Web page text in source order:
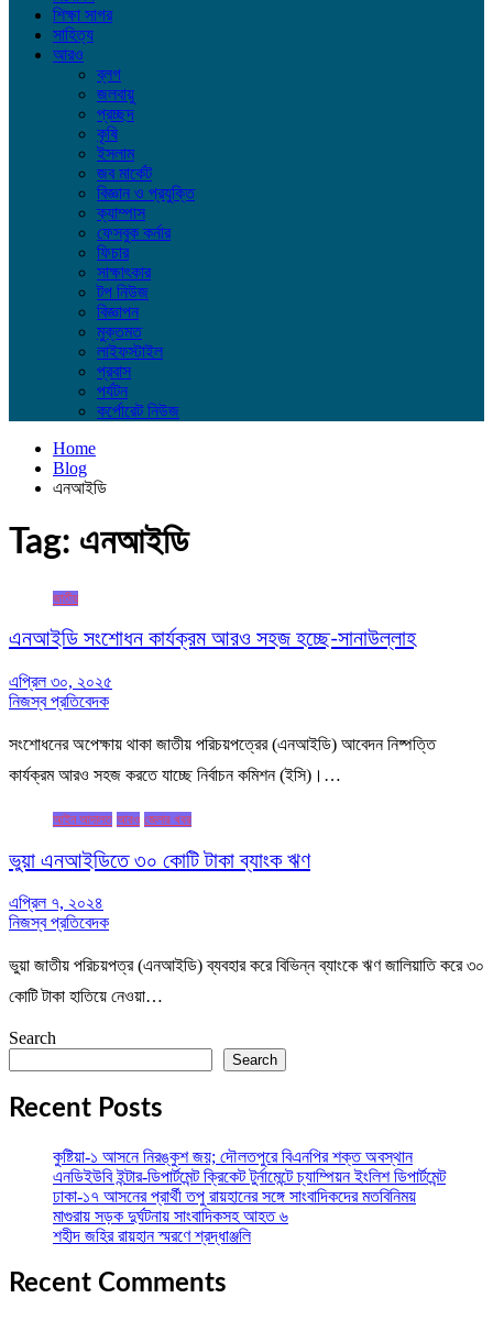
শিক্ষা সাগর
সাহিত্য
আরও
ব্লগ
জলবায়ু
প্রচ্ছদ
কৃষি
ইসলাম
জব মার্কেট
বিজ্ঞান ও প্রযুক্তি
ক্যাম্পাস
ফেসবুক কর্নার
ফিচার
সাক্ষাৎকার
টপ নিউজ
বিজ্ঞাপন
মুক্তমত
লাইফস্টাইল
প্রবাস
পর্যটন
কর্পোরেট নিউজ
Home
Blog
এনআইডি
Tag: এনআইডি
জাতীয়
এনআইডি সংশোধন কার্যক্রম আরও সহজ হচ্ছে-সানাউল্লাহ
এপ্রিল ৩০, ২০২৫
নিজস্ব প্রতিবেদক
সংশোধনের অপেক্ষায় থাকা জাতীয় পরিচয়পত্রের (এনআইডি) আবেদন নিষ্পত্তি
কার্যক্রম আরও সহজ করতে যাচ্ছে নির্বাচন কমিশন (ইসি)।…
আইন আদালত আরও জেলার খবর
ভুয়া এনআইডিতে ৩০ কোটি টাকা ব্যাংক ঋণ
এপ্রিল ৭, ২০২৪
নিজস্ব প্রতিবেদক
ভুয়া জাতীয় পরিচয়পত্র (এনআইডি) ব্যবহার করে বিভিন্ন ব্যাংকে ঋণ জালিয়াতি করে ৩০
কোটি টাকা হাতিয়ে নেওয়া…
Search
Search
Recent Posts
কুষ্টিয়া-১ আসনে নিরঙ্কুশ জয়; দৌলতপুরে বিএনপির শক্ত অবস্থান
এনডিইউবি ইন্টার-ডিপার্টমেন্ট ক্রিকেট টুর্নামেন্টে চ্যাম্পিয়ন ইংলিশ ডিপার্টমেন্ট
ঢাকা-১৭ আসনের প্রার্থী তপু রায়হানের সঙ্গে সাংবাদিকদের মতবিনিময়
মাগুরায় সড়ক দুর্ঘটনায় সাংবাদিকসহ আহত ৬
শহীদ জহির রায়হান স্মরণে শ্রদ্ধাঞ্জলি
Recent Comments